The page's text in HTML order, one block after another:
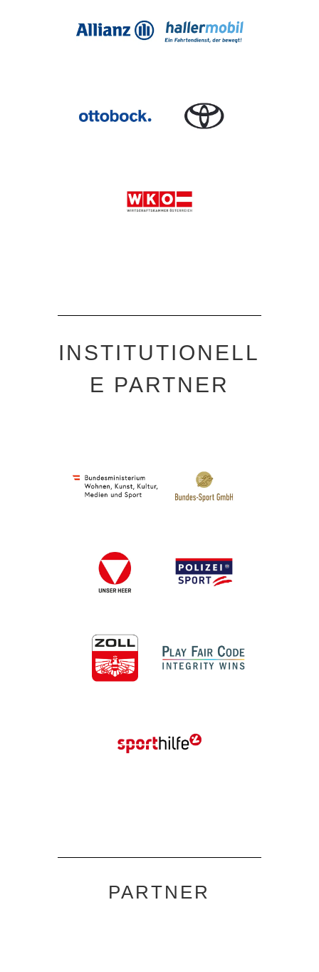
INSTITUTIONELL
E PARTNER
PARTNER